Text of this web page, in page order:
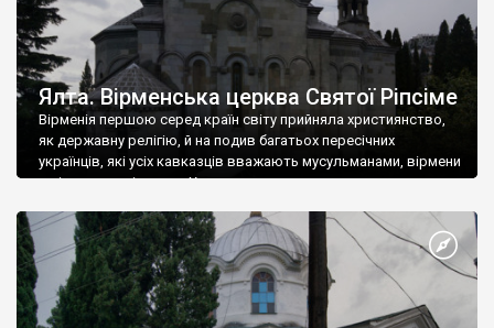
Ялта. Вірменська церква Святої Ріпсіме
Вірменія першою серед країн світу прийняла християнство,
як державну релігію, й на подив багатьох пересічних
українців, які усіх кавказців вважають мусульманами, вірмени
є відданими вірянами Христа